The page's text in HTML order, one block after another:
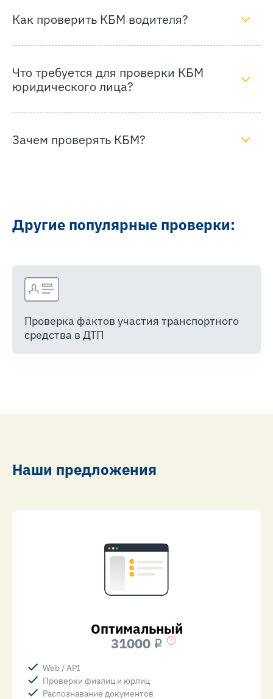
Как проверить КБМ водителя?
Что требуется для проверки КБМ
юридического лица?
Зачем проверять КБМ?
Другие популярные проверки:
Проверка фактов участия транспортного
средства в ДТП
Наши предложения
Оптимальный
31000 i
Web / API
Проверки физлиц и юрлиц
Распознавание документов